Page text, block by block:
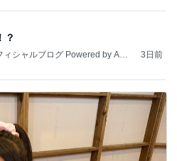
？
シャルブログ Powered by Ame
3日前